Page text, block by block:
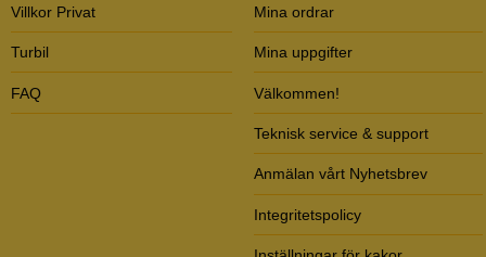
Villkor Privat
Turbil
FAQ
Mina ordrar
Mina uppgifter
Välkommen!
Teknisk service & support
Anmälan vårt Nyhetsbrev
Integritetspolicy